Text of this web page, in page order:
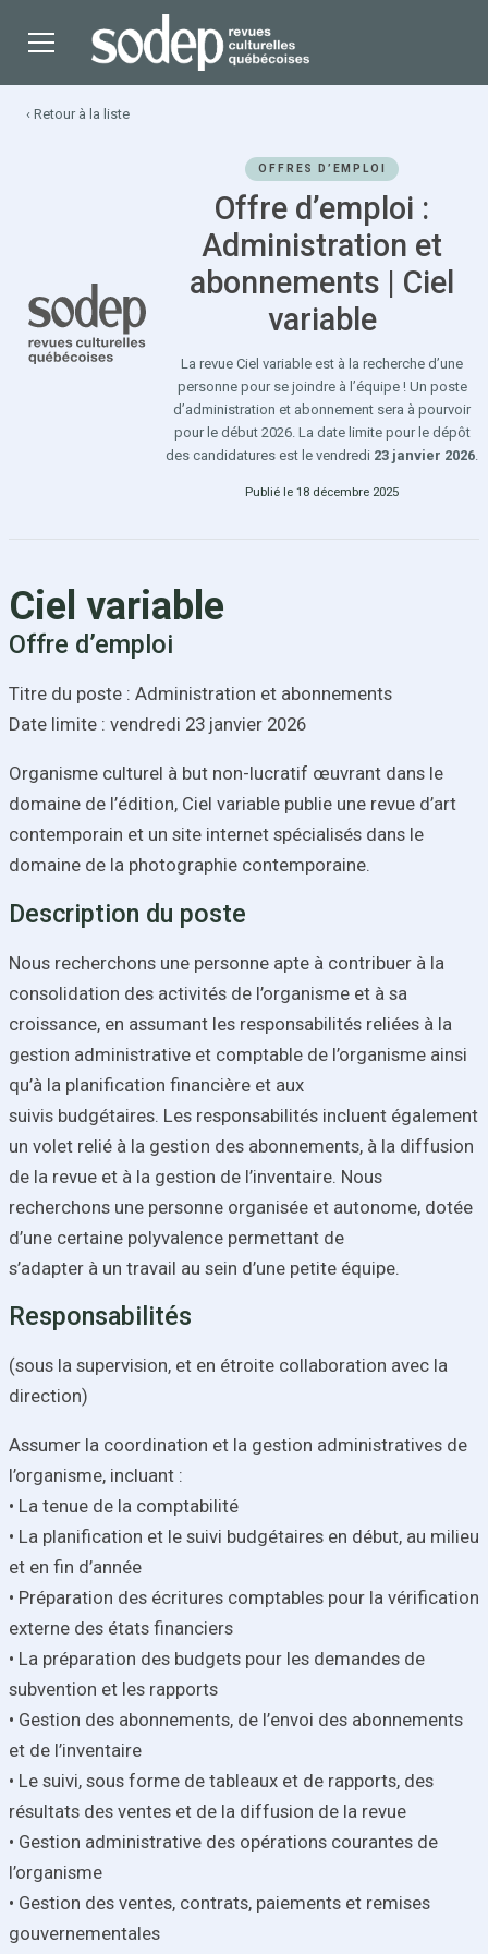
‹ Retour à la liste
OFFRES D’EMPLOI
Offre d’emploi :
Administration et
abonnements | Ciel
variable
La revue Ciel variable est à la recherche d’une
personne pour se joindre à l’équipe ! Un poste
d’administration et abonnement sera à pourvoir
pour le début 2026. La date limite pour le dépôt
des candidatures est le vendredi 23 janvier 2026.
Publié le 18 décembre 2025
Ciel variable
Offre d’emploi
Titre du poste : Administration et abonnements
Date limite : vendredi 23 janvier 2026
Organisme culturel à but non-lucratif œuvrant dans le
domaine de l’édition, Ciel variable publie une revue d’art
contemporain et un site internet spécialisés dans le
domaine de la photographie contemporaine.
Description du poste
Nous recherchons une personne apte à contribuer à la
consolidation des activités de l’organisme et à sa
croissance, en assumant les responsabilités reliées à la
gestion administrative et comptable de l’organisme ainsi
qu’à la planification financière et aux
suivis budgétaires. Les responsabilités incluent également
un volet relié à la gestion des abonnements, à la diffusion
de la revue et à la gestion de l’inventaire. Nous
recherchons une personne organisée et autonome, dotée
d’une certaine polyvalence permettant de
s’adapter à un travail au sein d’une petite équipe.
Responsabilités
(sous la supervision, et en étroite collaboration avec la
direction)
Assumer la coordination et la gestion administratives de
l’organisme, incluant :
• La tenue de la comptabilité
• La planification et le suivi budgétaires en début, au milieu
et en fin d’année
• Préparation des écritures comptables pour la vérification
externe des états financiers
• La préparation des budgets pour les demandes de
subvention et les rapports
• Gestion des abonnements, de l’envoi des abonnements
et de l’inventaire
• Le suivi, sous forme de tableaux et de rapports, des
résultats des ventes et de la diffusion de la revue
• Gestion administrative des opérations courantes de
l’organisme
• Gestion des ventes, contrats, paiements et remises
gouvernementales